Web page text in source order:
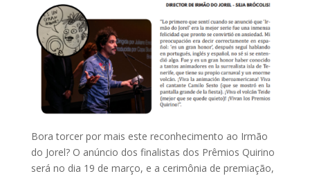
Bora torcer por mais este reconhecimento ao Irmão
do Jorel? O anúncio dos finalistas dos Prêmios Quirino
será no dia 19 de março, e a cerimônia de premiação,